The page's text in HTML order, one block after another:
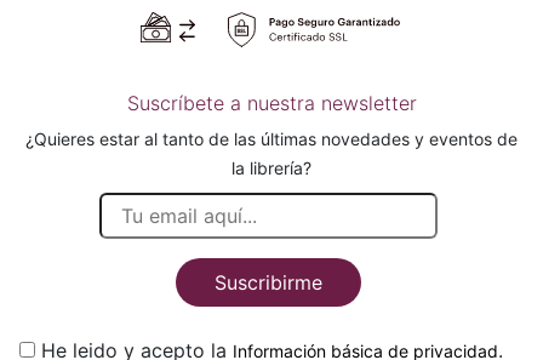
Suscríbete a nuestra newsletter
¿Quieres estar al tanto de las últimas novedades y eventos de
la librería?
Suscribirme
He leido y acepto la Información básica de privacidad.